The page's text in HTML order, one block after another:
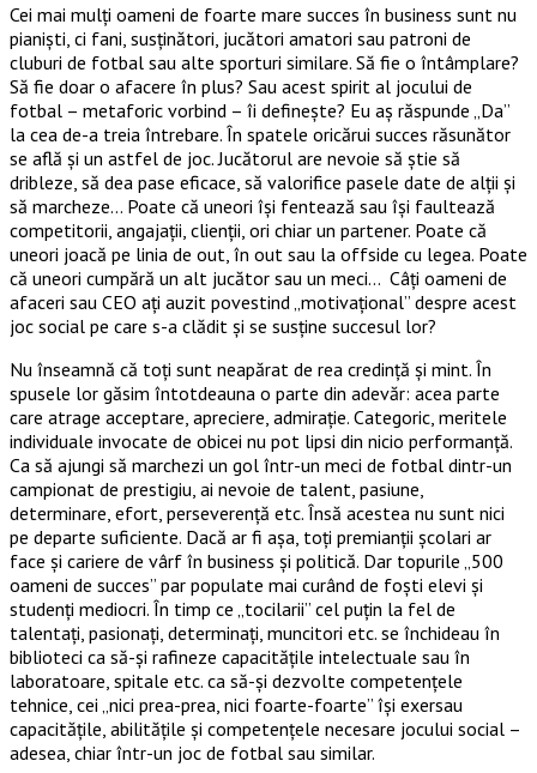
Cei mai mulţi oameni de foarte mare succes în business sunt nu
pianişti, ci fani, susţinători, jucători amatori sau patroni de
cluburi de fotbal sau alte sporturi similare. Să fie o întâmplare?
Să fie doar o afacere în plus? Sau acest spirit al jocului de
fotbal – metaforic vorbind – îi defineşte? Eu aş răspunde „Da”
la cea de-a treia întrebare. În spatele oricărui succes răsunător
se află şi un astfel de joc. Jucătorul are nevoie să ştie să
dribleze, să dea pase eficace, să valorifice pasele date de alţii şi
să marcheze… Poate că uneori îşi fentează sau îşi faultează
competitorii, angajaţii, clienţii, ori chiar un partener. Poate că
uneori joacă pe linia de out, în out sau la offside cu legea. Poate
că uneori cumpără un alt jucător sau un meci… Câţi oameni de
afaceri sau CEO aţi auzit povestind „motivaţional” despre acest
joc social pe care s-a clădit şi se susţine succesul lor?
Nu înseamnă că toţi sunt neapărat de rea credinţă şi mint. În
spusele lor găsim întotdeauna o parte din adevăr: acea parte
care atrage acceptare, apreciere, admiraţie. Categoric, meritele
individuale invocate de obicei nu pot lipsi din nicio performanţă.
Ca să ajungi să marchezi un gol într-un meci de fotbal dintr-un
campionat de prestigiu, ai nevoie de talent, pasiune,
determinare, efort, perseverenţă etc. Însă acestea nu sunt nici
pe departe suficiente. Dacă ar fi aşa, toţi premianţii şcolari ar
face şi cariere de vârf în business şi politică. Dar topurile „500
oameni de succes” par populate mai curând de foşti elevi şi
studenţi mediocri. În timp ce „tocilarii” cel puţin la fel de
talentaţi, pasionaţi, determinaţi, muncitori etc. se închideau în
biblioteci ca să-şi rafineze capacităţile intelectuale sau în
laboratoare, spitale etc. ca să-şi dezvolte competenţele
tehnice, cei „nici prea-prea, nici foarte-foarte” îşi exersau
capacităţile, abilităţile şi competenţele necesare jocului social –
adesea, chiar într-un joc de fotbal sau similar.